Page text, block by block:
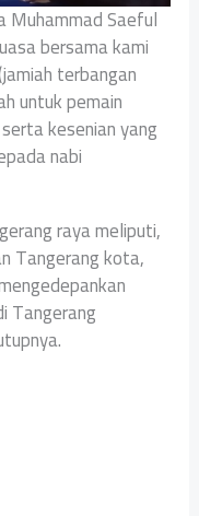
Saeful
bersama kami
terbangan
untuk pemain
kesenian yang
nabi
raya meliputi,
Tangerang kota,
Tangerang